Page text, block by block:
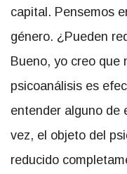
capital. Pensemos
género. ¿Pueden
Bueno, yo creo que
psicoanálisis es
entender alguno de
vez, el objeto del
reducido